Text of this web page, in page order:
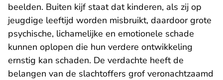
beelden. Buiten kijf staat dat kinderen, als zij op
jeugdige leeftijd worden misbruikt, daardoor grote
psychische, lichamelijke en emotionele schade
kunnen oplopen die hun verdere ontwikkeling
ernstig kan schaden. De verdachte heeft de
belangen van de slachtoffers grof veronachtzaamd